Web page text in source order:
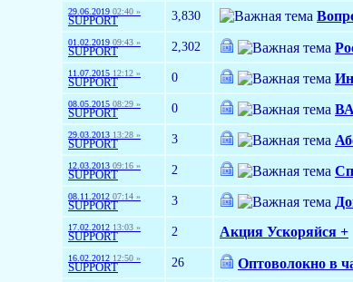
29.06.2019 02:40 »
SUPPORT 3,830
01.02.2019 09:43 »
SUPPORT 2,302
11.07.2015 12:12 »
SUPPORT 0
08.05.2015 08:29 »
SUPPORT 0
29.03.2013 13:28 »
SUPPORT 3
12.03.2013 09:16 »
SUPPORT 2
08.11.2012 07:14 »
SUPPORT 3
17.02.2012 13:03 »
SUPPORT 2 Акция Ускоряйся +
16.02.2012 12:50 »
SUPPORT 26 Оптоволокно в